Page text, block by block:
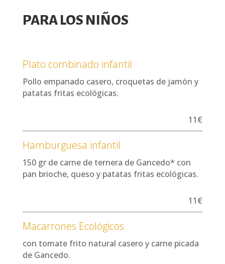
PARA LOS NIÑOS
Plato combinado infantil
Pollo empanado casero, croquetas de jamón y
patatas fritas ecológicas.
11€
Hamburguesa infantil
150 gr de carne de ternera de Gancedo* con
pan brioche, queso y patatas fritas ecológicas.
11€
Macarrones Ecológicos
con tomate frito natural casero y carne picada
de Gancedo.